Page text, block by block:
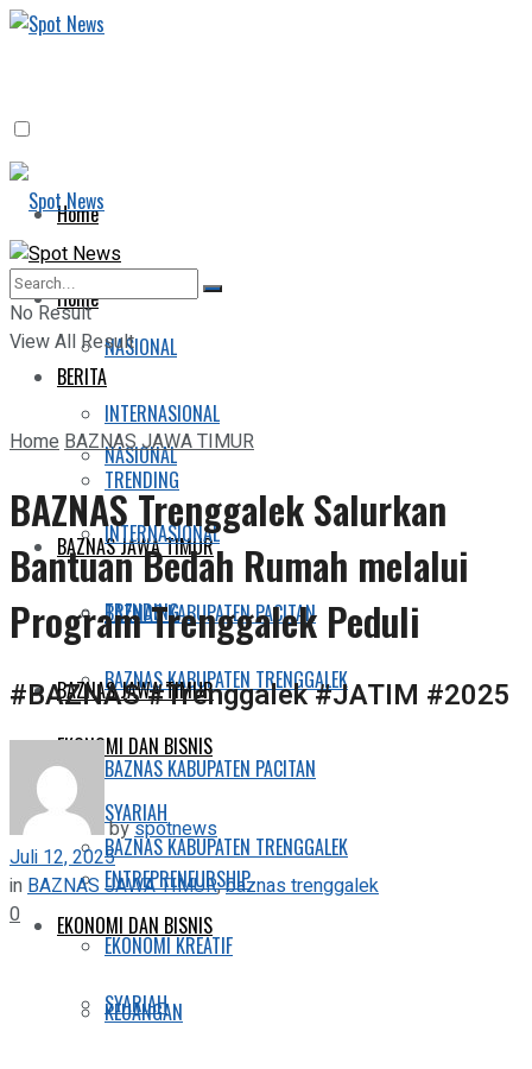
Home
BERITA
NASIONAL
INTERNASIONAL
TRENDING
BAZNAS JAWA TIMUR
BAZNAS KABUPATEN PACITAN
BAZNAS KABUPATEN TRENGGALEK
EKONOMI DAN BISNIS
SYARIAH
ENTREPRENEURSHIP
EKONOMI KREATIF
KEUANGAN
Home
BERITA
NASIONAL
INTERNASIONAL
TRENDING
BAZNAS JAWA TIMUR
BAZNAS KABUPATEN PACITAN
BAZNAS KABUPATEN TRENGGALEK
EKONOMI DAN BISNIS
SYARIAH
No Result
View All Result
HomeBAZNAS JAWA TIMUR
BAZNAS Trenggalek Salurkan
Bantuan Bedah Rumah melalui
Program Trenggalek Peduli
#BAZNAS #Trenggalek #JATIM #2025
byspotnews
Juli 12, 2025
in BAZNAS JAWA TIMUR,baznas trenggalek
0